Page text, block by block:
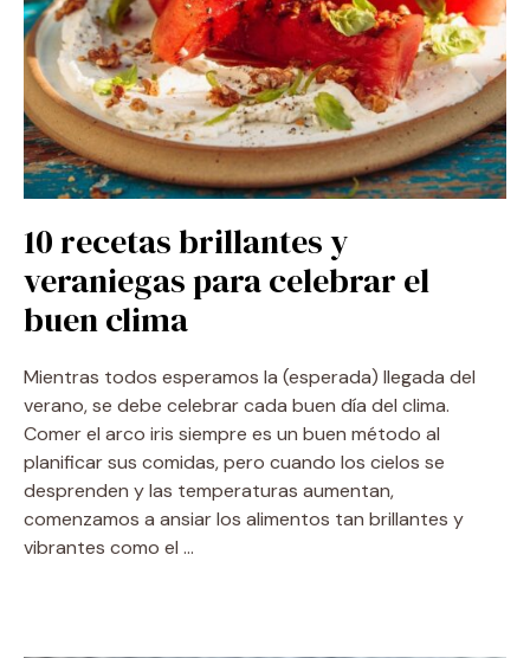
10 recetas brillantes y
veraniegas para celebrar el
buen clima
Mientras todos esperamos la (esperada) llegada del
verano, se debe celebrar cada buen día del clima.
Comer el arco iris siempre es un buen método al
planificar sus comidas, pero cuando los cielos se
desprenden y las temperaturas aumentan,
comenzamos a ansiar los alimentos tan brillantes y
vibrantes como el …